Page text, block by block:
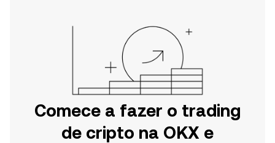
Comece a fazer o trading
de cripto na OKX e